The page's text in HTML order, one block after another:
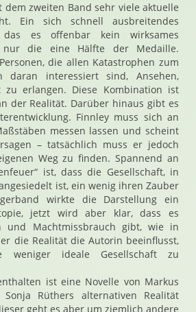
dem zweiten Band sehr viele aktuelle
Ein sich schnell ausbreitendes
das es offenbar kein wirksames
die eine Hälfte der Medaille.
die allen Katastrophen zum
daran interessiert sind, Ansehen,
zu erlangen. Diese Kombination ist
der Realität. Darüber hinaus gibt es
Finnley muss sich an
messen lassen und scheint
– tatsächlich muss er jedoch
Weg zu finden. Spannend an
ist, dass die Gesellschaft, in
ist, ein wenig ihren Zauber
wirkte die Darstellung ein
jetzt wird aber klar, dass es
und Machtmissbrauch gibt, wie in
die Realität die Autorin beeinflusst,
weniger ideale Gesellschaft zu
ist eine Novelle von Markus
Rüthers alternativen Realität
geht es aber um ziemlich andere